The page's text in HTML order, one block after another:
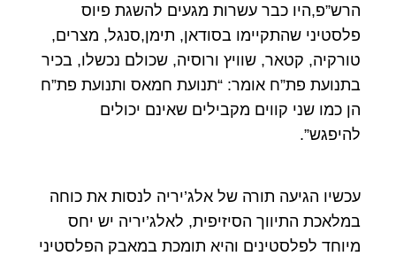
הרש”פ,היו כבר עשרות מגעים להשגת פיוס
פלסטיני שהתקיימו בסודאן, תימן,סנגל, מצרים,
טורקיה, קטאר, שוויץ ורוסיה, שכולם נכשלו, בכיר
בתנועת פת”ח אומר: “תנועת חמאס ותנועת פת”ח
הן כמו שני קווים מקבילים שאינם יכולים
להיפגש”.
עכשיו הגיעה תורה של אלג’יריה לנסות את כוחה
במלאכת התיווך הסיזיפית, לאלג’יריה יש יחס
מיוחד לפלסטינים והיא תומכת במאבק הפלסטיני